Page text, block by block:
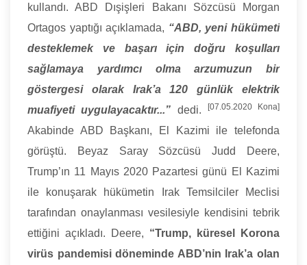
kullandı. ABD Dışişleri Bakanı Sözcüsü Morgan
Ortagos yaptığı açıklamada, “ABD, yeni hükümeti
desteklemek ve başarı için doğru koşulları
sağlamaya yardımcı olma arzumuzun bir
göstergesi olarak Irak’a 120 günlük elektrik
muafiyeti uygulayacaktır...” dedi. [07.05.2020 Kona]
Akabinde ABD Başkanı, El Kazimi ile telefonda
görüştü. Beyaz Saray Sözcüsü Judd Deere,
Trump’ın 11 Mayıs 2020 Pazartesi günü El Kazimi
ile konuşarak hükümetin Irak Temsilciler Meclisi
tarafından onaylanması vesilesiyle kendisini tebrik
ettiğini açıkladı. Deere, “Trump, küresel Korona
virüs pandemisi döneminde ABD’nin Irak’a olan